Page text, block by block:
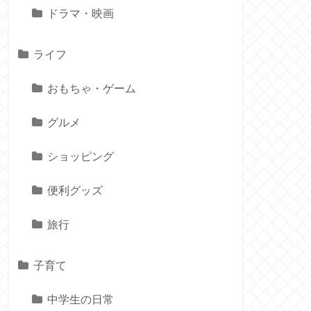
ドラマ・映画
ライフ
おもちゃ・ゲーム
グルメ
ショッピング
便利グッズ
旅行
子育て
中学生の日常